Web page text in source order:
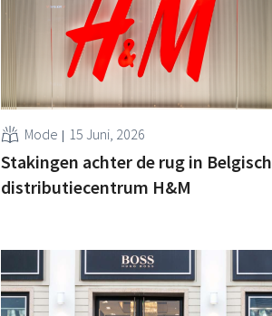
Mode 15 Juni, 2026
Stakingen achter de rug in Belgisch
distributiecentrum H&M